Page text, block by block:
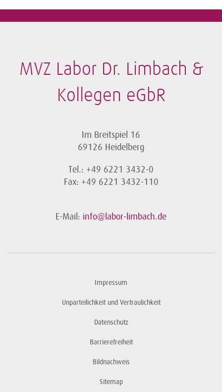
MVZ Labor Dr. Limbach &
Kollegen eGbR
Im Breitspiel 16
69126 Heidelberg
Tel.: +49 6221 3432-0
Fax: +49 6221 3432-110
E-Mail: info@labor-limbach.de
Impressum
Unparteilichkeit und Vertraulichkeit
Datenschutz
Barrierefreiheit
Bildnachweis
Sitemap